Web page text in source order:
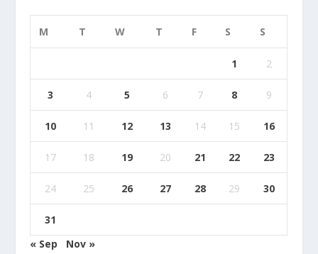
M T W T F S S
1 2
3 4 5 6 7 8 9
10 11 12 13 14 15 16
17 18 19 20 21 22 23
24 25 26 27 28 29 30
31
« Sep
Nov »